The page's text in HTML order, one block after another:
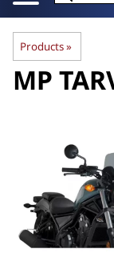
Products‪»
MP